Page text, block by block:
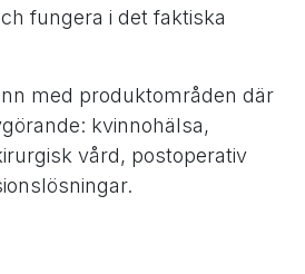
fungera i det faktiska
med produktområden där
kvinnohälsa,
vård, postoperativ